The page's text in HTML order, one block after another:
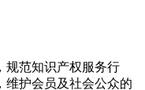
规范知识产权服务行
维护会员及社会公众的